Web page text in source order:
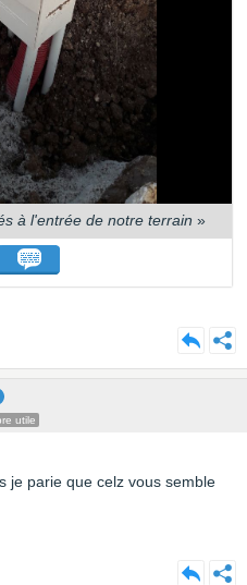
à l'entrée de notre terrain »
utile
je parie que celz vous semble